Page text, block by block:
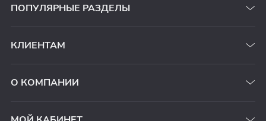
ПОПУЛЯРНЫЕ РАЗДЕЛЫ
КЛИЕНТАМ
О КОМПАНИИ